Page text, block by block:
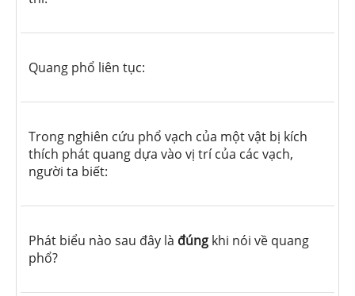
Quang phổ liên tục:
Trong nghiên cứu phổ vạch của một vật bị kích
thích phát quang dựa vào vị trí của các vạch,
người ta biết:
Phát biểu nào sau đây là đúng khi nói về quang
phổ?